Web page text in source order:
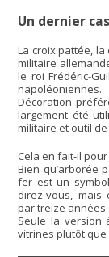
Un dernier
La croix pattée,
militaire
le roi Frédéric-
napoléoniennes.
Décoration
largement été
militaire et outil
Cela en fait-il
Bien qu’arborée
fer est un
direz-vous, mais
par treize
Seule la version
vitrines plutôt